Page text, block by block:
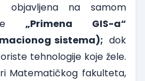
objavljena na samom
je „Primena GIS-a“
sistema); dok
tehnologije koje žele.
Matematičkog fakulteta,